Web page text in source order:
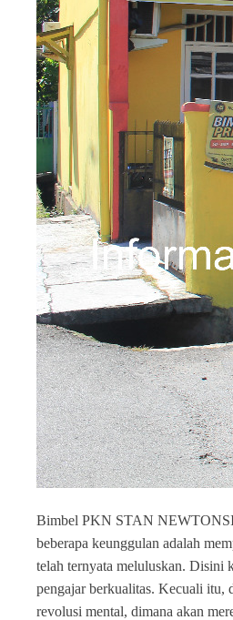
Bimbel PKN STAN
beberapa keunggulan adalah
telah ternyata meluluskan. Disini
pengajar berkualitas. Kecuali itu,
revolusi mental, dimana akan